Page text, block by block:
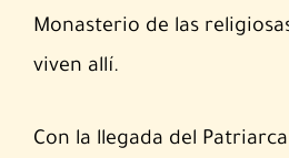
Monasterio de las
viven allí.
Con la llegada del